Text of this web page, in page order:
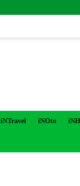
iNTravel iNOto